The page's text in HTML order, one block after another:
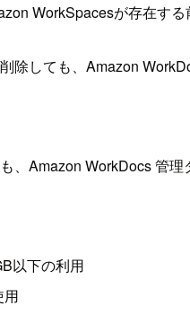
WorkSpacesが存在す
しても、Amazon
Amazon WorkDocs 管
以下の利用
用